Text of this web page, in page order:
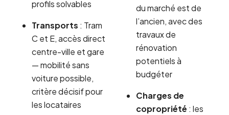
profils solvables
Transports : Tram
C et E, accès direct
centre-ville et gare
— mobilité sans
voiture possible,
critère décisif pour
les locataires
du marché est de
l’ancien, avec des
travaux de
rénovation
potentiels à
budgéter
Charges de
copropriété : les